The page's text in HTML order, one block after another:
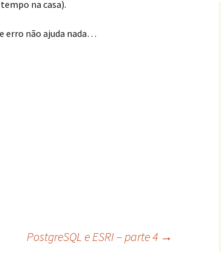
na casa).
erro não ajuda nada…
PostgreSQL e ESRI – parte 4 →